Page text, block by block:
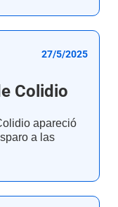
27/5/2025
Colidio
apareció
a las